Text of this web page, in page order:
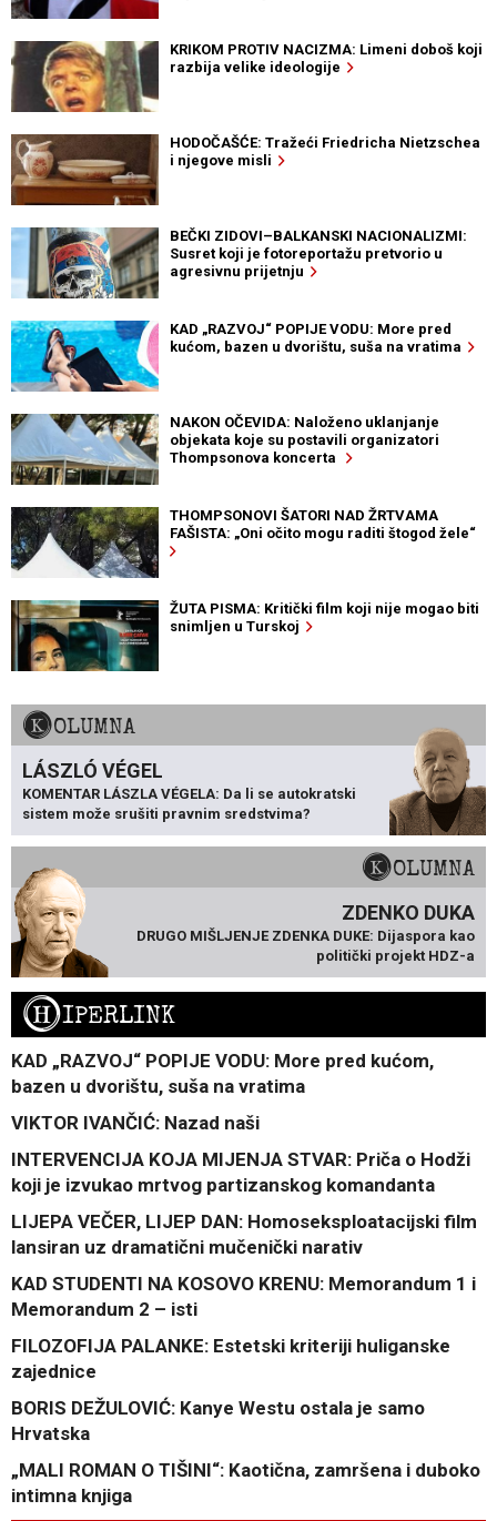
KRIKOM PROTIV NACIZMA: Limeni doboš koji
razbija velike ideologije
HODOČAŠĆE: Tražeći Friedricha Nietzschea
i njegove misli
BEČKI ZIDOVI–BALKANSKI NACIONALIZMI:
Susret koji je fotoreportažu pretvorio u
agresivnu prijetnju
KAD „RAZVOJ“ POPIJE VODU: More pred
kućom, bazen u dvorištu, suša na vratima
NAKON OČEVIDA: Naloženo uklanjanje
objekata koje su postavili organizatori
Thompsonova koncerta
THOMPSONOVI ŠATORI NAD ŽRTVAMA
FAŠISTA: „Oni očito mogu raditi štogod žele“
ŽUTA PISMA: Kritički film koji nije mogao biti
snimljen u Turskoj
KOLUMNA
LÁSZLÓ VÉGEL
KOMENTAR LÁSZLA VÉGELA: Da li se autokratski
sistem može srušiti pravnim sredstvima?
KOLUMNA
ZDENKO DUKA
DRUGO MIŠLJENJE ZDENKA DUKE: Dijaspora kao
politički projekt HDZ-a
HIPERLINK
KAD „RAZVOJ“ POPIJE VODU: More pred kućom,
bazen u dvorištu, suša na vratima
VIKTOR IVANČIĆ: Nazad naši
INTERVENCIJA KOJA MIJENJA STVAR: Priča o Hodži
koji je izvukao mrtvog partizanskog komandanta
LIJEPA VEČER, LIJEP DAN: Homoseksploatacijski film
lansiran uz dramatični mučenički narativ
KAD STUDENTI NA KOSOVO KRENU: Memorandum 1 i
Memorandum 2 – isti
FILOZOFIJA PALANKE: Estetski kriteriji huliganske
zajednice
BORIS DEŽULOVIĆ: Kanye Westu ostala je samo
Hrvatska
„MALI ROMAN O TIŠINI“: Kaotična, zamršena i duboko
intimna knjiga